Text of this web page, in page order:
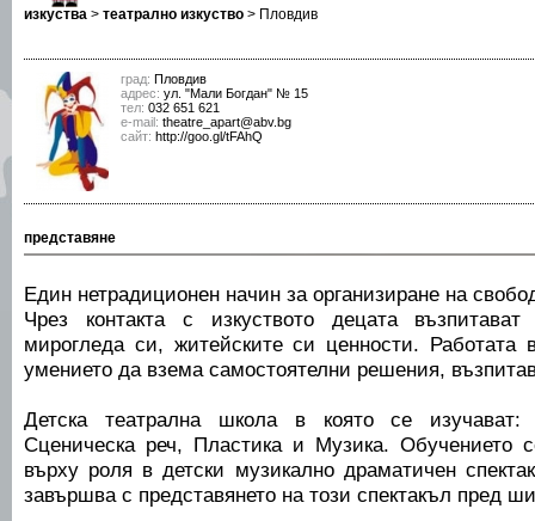
изкуства > театрално изкуство > Пловдив
град: Пловдив
адрес: ул. "Мали Богдан" № 15
тел: 032 651 621
е-mail: theatre_apart@abv.bg
сайт: http://goo.gl/tFAhQ
представяне
Един нетрадиционен начин за организиране на
Чрез контакта с изкуството децата възпитават
мирогледа си, житейските си ценности. Работата
умението да взема самостоятелни решения,
Детска театрална школа в която се изучават:
Сценическа реч, Пластика и Музика. Обучението
върху роля в детски музикално драматичен
завършва с представянето на този спектакъл пред